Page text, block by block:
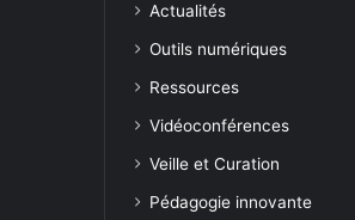
Actualités
Outils numériques
Ressources
Vidéoconférences
Veille et Curation
Pédagogie innovante